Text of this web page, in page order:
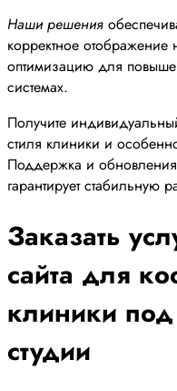
Наши решения
корректное отображение
оптимизацию для
системах.
Получите
стиля клиники и
Поддержка и
гарантирует стабильную
Заказать
сайта для
клиники
студии